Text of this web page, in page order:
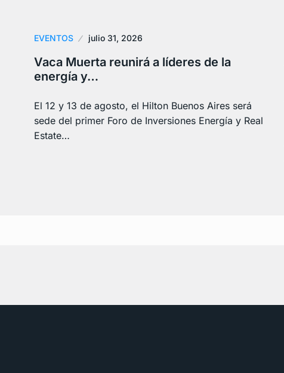
EVENTOS julio 31, 2026
Vaca Muerta reunirá a líderes de la
energía y…
El 12 y 13 de agosto, el Hilton Buenos Aires será
sede del primer Foro de Inversiones Energía y Real
Estate…